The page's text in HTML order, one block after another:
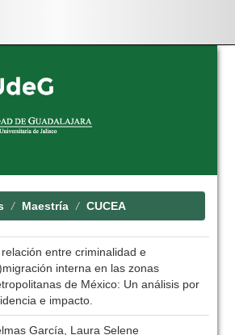
Maestría CUCEA
relación entre criminalidad e
interna en las zonas
de México: Un análisis por
e impacto.
García, Laura Selene